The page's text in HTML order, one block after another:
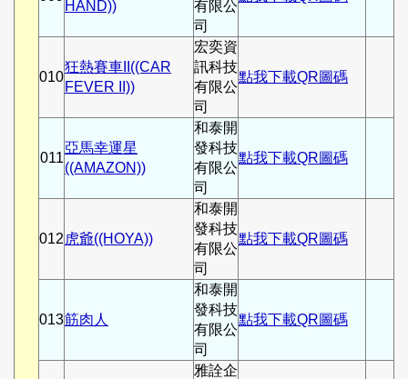
HAND))
有限公
司
010
狂熱賽車II((CAR
FEVER II))
宏奕資
訊科技
有限公
司
點我下載QR圖碼
011
亞馬幸運星
((AMAZON))
和泰開
發科技
有限公
司
點我下載QR圖碼
012 虎爺((HOYA))
和泰開
發科技
有限公
司
點我下載QR圖碼
013筋肉人
和泰開
發科技
有限公
司
點我下載QR圖碼
雅詮企